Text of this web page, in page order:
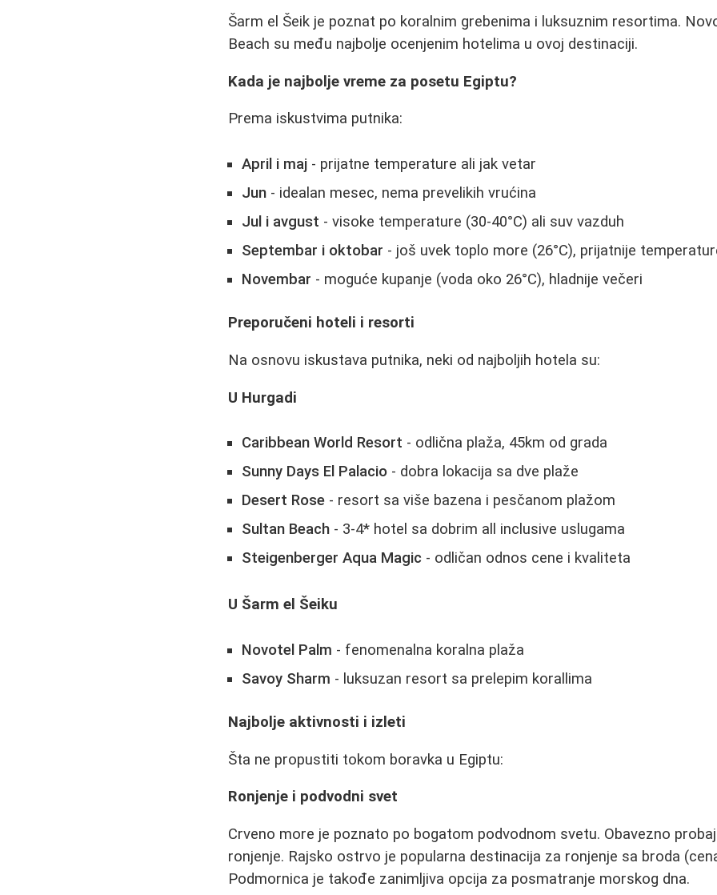
Šarm el Šeik je poznat po koralnim grebenima i luksuznim resortima.
Beach su među najbolje ocenjenim hotelima u ovoj destinaciji.
Kada je najbolje vreme za posetu Egiptu?
Prema iskustvima putnika:
April i maj - prijatne temperature ali jak vetar
Jun - idealan mesec, nema prevelikih vrućina
Jul i avgust - visoke temperature (30-40°C) ali suv vazduh
Septembar i oktobar - još uvek toplo more (26°C), prijatnije
Novembar - moguće kupanje (voda oko 26°C), hladnije večeri
Preporučeni hoteli i resorti
Na osnovu iskustava putnika, neki od najboljih hotela su:
U Hurgadi
Caribbean World Resort - odlična plaža, 45km od grada
Sunny Days El Palacio - dobra lokacija sa dve plaže
Desert Rose - resort sa više bazena i pesčanom plažom
Sultan Beach - 3-4* hotel sa dobrim all inclusive uslugama
Steigenberger Aqua Magic - odličan odnos cene i kvaliteta
U Šarm el Šeiku
Novotel Palm - fenomenalna koralna plaža
Savoy Sharm - luksuzan resort sa prelepim korallima
Najbolje aktivnosti i izleti
Šta ne propustiti tokom boravka u Egiptu:
Ronjenje i podvodni svet
Crveno more je poznato po bogatom podvodnom svetu. Obavezno
ronjenje. Rajsko ostrvo je popularna destinacija za ronjenje sa broda
Podmornica je takođe zanimljiva opcija za posmatranje morskog dna.